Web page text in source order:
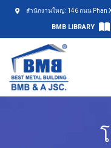
สำนักงานใหญ่: 146 ถนน Phan
BMB LIBRARY